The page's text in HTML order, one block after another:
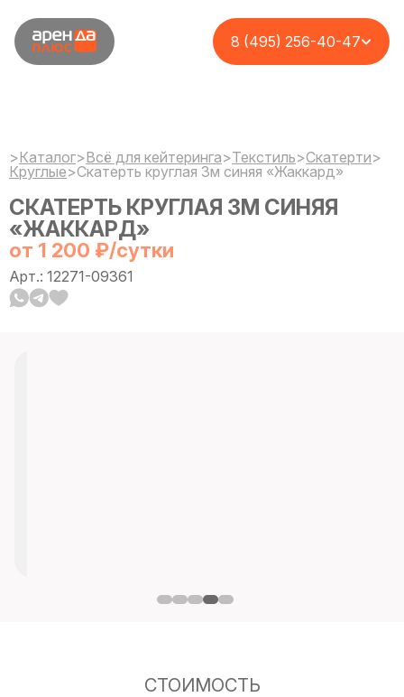
8 (495) 256-40-47
>Каталог>Всё для кейтеринга>Текстиль>Cкатерти>
Круглые>Скатерть круглая 3м синяя «Жаккард»
СКАТЕРТЬ КРУГЛАЯ 3М СИНЯЯ
«ЖАККАРД»
от 1 200 ₽/сутки
Арт.: 12271-09361
СТОИМОСТЬ